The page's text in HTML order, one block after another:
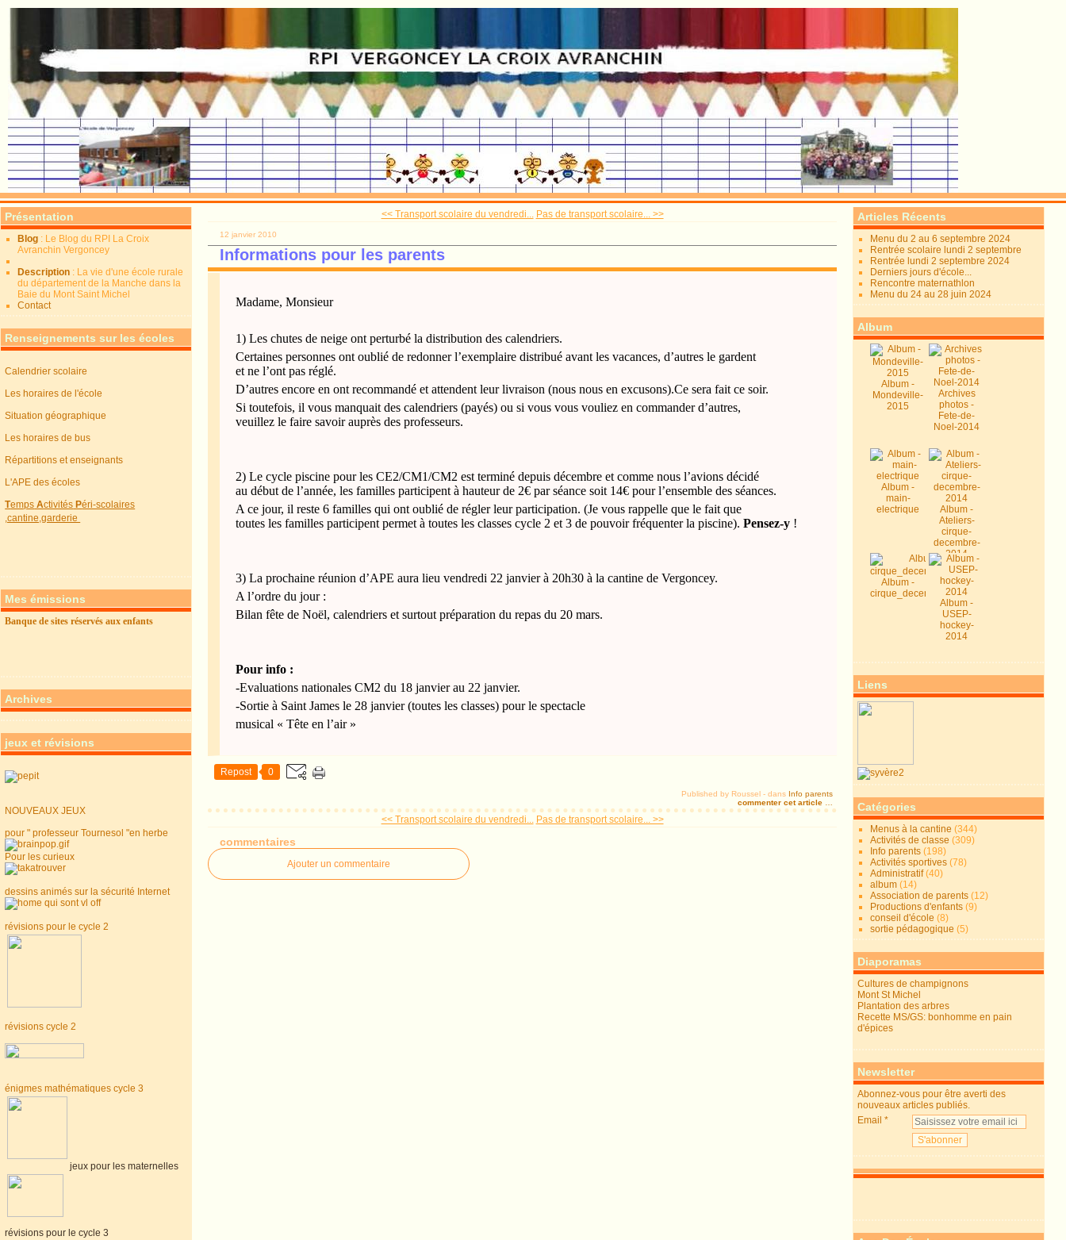
Présentation
Blog : Le Blog du RPI La Croix
Avranchin Vergoncey
Description : La vie d'une école rurale
du département de la Manche dans la
Baie du Mont Saint Michel
Contact
Renseignements sur les écoles
Calendrier scolaire
Les horaires de l'école
Situation géographique
Les horaires de bus
Répartitions et enseignants
L'APE des écoles
Temps Activités Péri-scolaires
,cantine,garderie
Mes émissions
Banque de sites réservés aux enfants
Archives
jeux et révisions
NOUVEAUX JEUX
pour " professeur Tournesol "en herbe
Pour les curieux
dessins animés sur la sécurité Internet
révisions pour le cycle 2
révisions cycle 2
énigmes mathématiques cycle 3
jeux pour les maternelles
révisions pour le cycle 3
<< Transport scolaire du vendredi... Pas de transport scolaire... >>
12 janvier 2010
Informations pour les parents
Madame, Monsieur
1) Les chutes de neige ont perturbé la distribution des calendriers.
Certaines personnes ont oublié de redonner l’exemplaire distribué avant les vacances, d’autres le gardent
et ne l’ont pas réglé.
D’autres encore en ont recommandé et attendent leur livraison (nous nous en excusons).Ce sera fait ce soir.
Si toutefois, il vous manquait des calendriers (payés) ou si vous vous vouliez en commander d’autres,
veuillez le faire savoir auprès des professeurs.
2) Le cycle piscine pour les CE2/CM1/CM2 est terminé depuis décembre et comme nous l’avions décidé
au début de l’année, les familles participent à hauteur de 2€ par séance soit 14€ pour l’ensemble des séances.
A ce jour, il reste 6 familles qui ont oublié de régler leur participation. (Je vous rappelle que le fait que
toutes les familles participent permet à toutes les classes cycle 2 et 3 de pouvoir fréquenter la piscine).Pensez-y !
3) La prochaine réunion d’APE aura lieu vendredi 22 janvier à 20h30 à la cantine de Vergoncey.
A l’ordre du jour :
Bilan fête de Noël, calendriers et surtout préparation du repas du 20 mars.
Pour info :
-Evaluations nationales CM2 du 18 janvier au 22 janvier.
-Sortie à Saint James le 28 janvier (toutes les classes) pour le spectacle
musical « Tête en l’air »
Repost 0
Published by Roussel - dans Info parents
commenter cet article
<< Transport scolaire du vendredi... Pas de transport scolaire... >>
commentaires
Ajouter un commentaire
Articles Récents
Menu du 2 au 6 septembre 2024
Rentrée scolaire lundi 2 septembre
Rentrée lundi 2 septembre 2024
Derniers jours d'école...
Rencontre maternathlon
Menu du 24 au 28 juin 2024
Album
Album -
Mondeville-
2015
Archives
photos -
Fete-de-
Noel-2014
Album -
main-
electrique
Album -
Ateliers-
cirque-
decembre-
2014
Album -
cirque_decembre2014
Album -
USEP-
hockey-
2014
Liens
Catégories
Menus à la cantine (344)
Activités de classe (309)
Info parents (198)
Activités sportives (78)
Administratif(40)
album (14)
Association de parents (12)
Productions d'enfants (9)
conseil d'école (8)
sortie pédagogique (5)
Diaporamas
Cultures de champignons
Mont St Michel
Plantation des arbres
Recette MS/GS: bonhomme en pain
d'épices
Newsletter
Abonnez-vous pour être averti des
nouveaux articles publiés.
Email